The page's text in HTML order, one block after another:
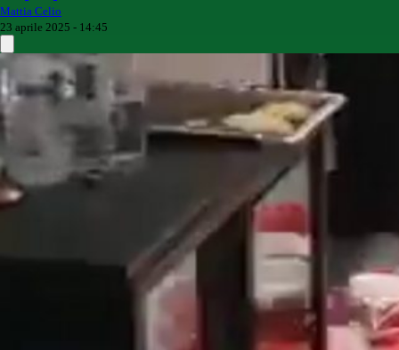
Mattia Celio
23 aprile 2025 - 14:45